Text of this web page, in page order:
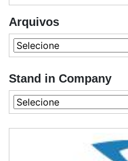
Arquivos
Stand in Company